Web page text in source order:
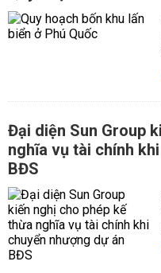
Đại diện Sun Group
nghĩa vụ tài chính
BĐS